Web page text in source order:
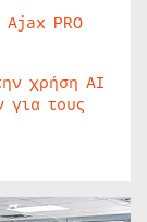
PRO
χρήση AI
για τους